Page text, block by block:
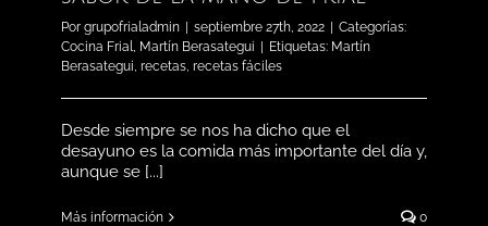
Por grupofrialadmin septiembre 27th, 2022
Categorías:
Cocina Frial, Martín Berasategui Etiquetas: Martín
Berasategui, recetas, recetas fáciles
Desde siempre se nos ha dicho que el
desayuno es la comida más importante del día y,
aunque se [...]
Más información 0